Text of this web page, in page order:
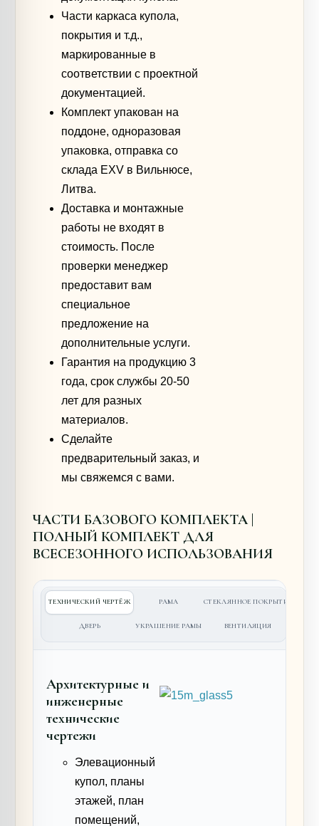
Части каркаса купола,
покрытия и т.д.,
маркированные в
соответствии с проектной
документацией.
Комплект упакован на
поддоне, одноразовая
упаковка, отправка со
склада EXV в Вильнюсе,
Литва.
Доставка и монтажные
работы не входят в
стоимость. После
проверки менеджер
предоставит вам
специальное
предложение на
дополнительные услуги.
Гарантия на продукцию 3
года, срок службы 20-50
лет для разных
материалов.
Сделайте
предварительный заказ, и
мы свяжемся с вами.
ЧАСТИ БАЗОВОГО КОМПЛЕКТА |
ПОЛНЫЙ КОМПЛЕКТ ДЛЯ
ВСЕСЕЗОННОГО ИСПОЛЬЗОВАНИЯ
ТЕХНИЧЕСКИЙ ЧЕРТЁЖ РАМА СТЕКЛЯННОЕ ПОКРЫТИЕ
ДВЕРЬ УКРАШЕНИЕ РАМЫ ВЕНТИЛЯЦИЯ
Архитектурные и
инженерные
технические
чертежи
Элевационный
купол, планы
этажей, план
помещений,